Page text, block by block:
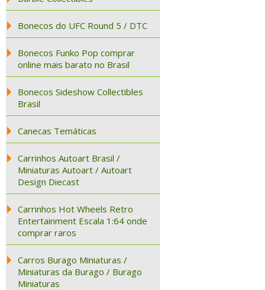
Bonecos do UFC Round 5 / DTC
Bonecos Funko Pop comprar
online mais barato no Brasil
Bonecos Sideshow Collectibles
Brasil
Canecas Temáticas
Carrinhos Autoart Brasil /
Miniaturas Autoart / Autoart
Design Diecast
Carrinhos Hot Wheels Retro
Entertainment Escala 1:64 onde
comprar raros
Carros Burago Miniaturas /
Miniaturas da Burago / Burago
Miniaturas